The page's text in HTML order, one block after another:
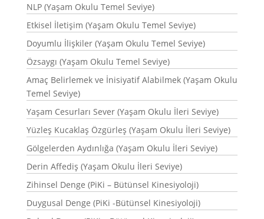
NLP (Yaşam Okulu Temel Seviye)
Etkisel İletişim (Yaşam Okulu Temel Seviye)
Doyumlu İlişkiler (Yaşam Okulu Temel Seviye)
Özsaygı (Yaşam Okulu Temel Seviye)
Amaç Belirlemek ve İnisiyatif Alabilmek (Yaşam Okulu
Temel Seviye)
Yaşam Cesurları Sever (Yaşam Okulu İleri Seviye)
Yüzleş Kucaklaş Özgürleş (Yaşam Okulu İleri Seviye)
Gölgelerden Aydınlığa (Yaşam Okulu İleri Seviye)
Derin Affediş (Yaşam Okulu İleri Seviye)
Zihinsel Denge (PiKi – Bütünsel Kinesiyoloji)
Duygusal Denge (PiKi -Bütünsel Kinesiyoloji)